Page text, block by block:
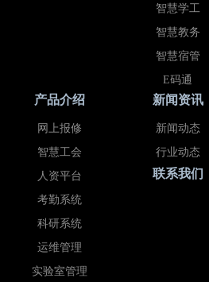
智慧学工
智慧教务
智慧宿管
E码通
产品介绍
网上报修
智慧工会
人资平台
考勤系统
科研系统
运维管理
实验室管理
新闻资讯
新闻动态
行业动态
联系我们